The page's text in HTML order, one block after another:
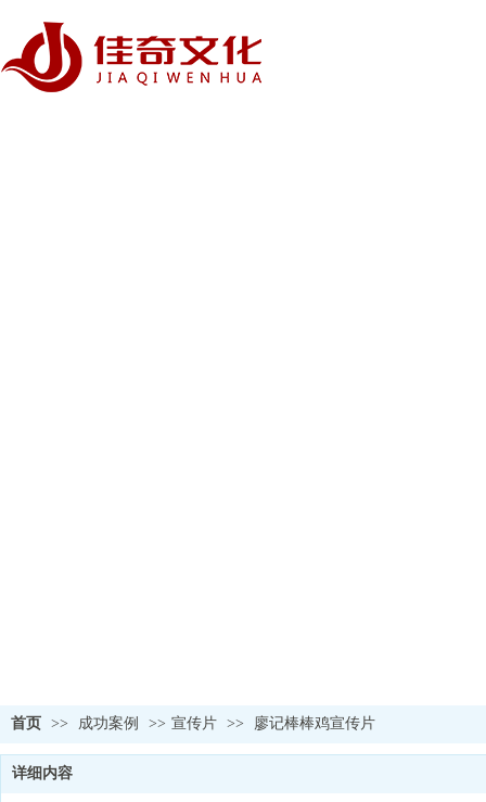
首页 >> 成功案例 >> 宣传片 >> 廖记棒棒鸡宣传片
详细内容